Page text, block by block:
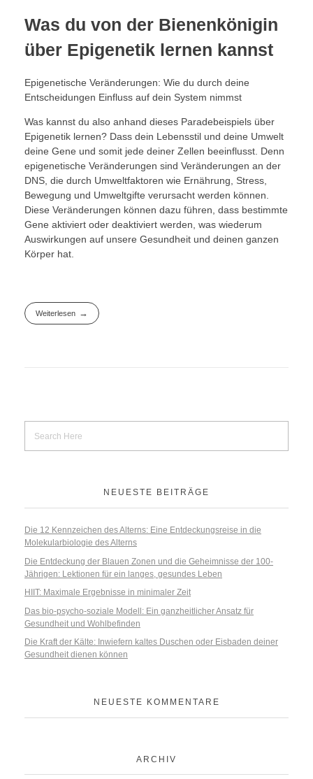
Was du von der Bienenkönigin
über Epigenetik lernen kannst
Epigenetische Veränderungen: Wie du durch deine
Entscheidungen Einfluss auf dein System nimmst
Was kannst du also anhand dieses Paradebeispiels über
Epigenetik lernen? Dass dein Lebensstil und deine Umwelt
deine Gene und somit jede deiner Zellen beeinflusst. Denn
epigenetische Veränderungen sind Veränderungen an der
DNS, die durch Umweltfaktoren wie Ernährung, Stress,
Bewegung und Umweltgifte verursacht werden können.
Diese Veränderungen können dazu führen, dass bestimmte
Gene aktiviert oder deaktiviert werden, was wiederum
Auswirkungen auf unsere Gesundheit und deinen ganzen
Körper hat.
Weiterlesen
NEUESTE BEITRÄGE
Die 12 Kennzeichen des Alterns: Eine Entdeckungsreise in die
Molekularbiologie des Alterns
Die Entdeckung der Blauen Zonen und die Geheimnisse der 100-
Jährigen: Lektionen für ein langes, gesundes Leben
HIIT: Maximale Ergebnisse in minimaler Zeit
Das bio-psycho-soziale Modell: Ein ganzheitlicher Ansatz für
Gesundheit und Wohlbefinden
Die Kraft der Kälte: Inwiefern kaltes Duschen oder Eisbaden deiner
Gesundheit dienen können
NEUESTE KOMMENTARE
ARCHIV